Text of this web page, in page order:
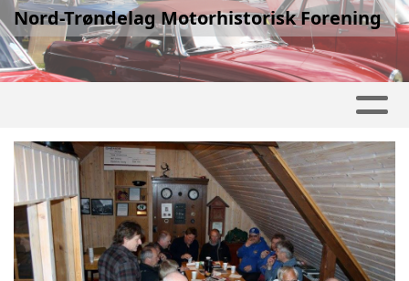
Nord-Trøndelag Motorhistorisk Forening